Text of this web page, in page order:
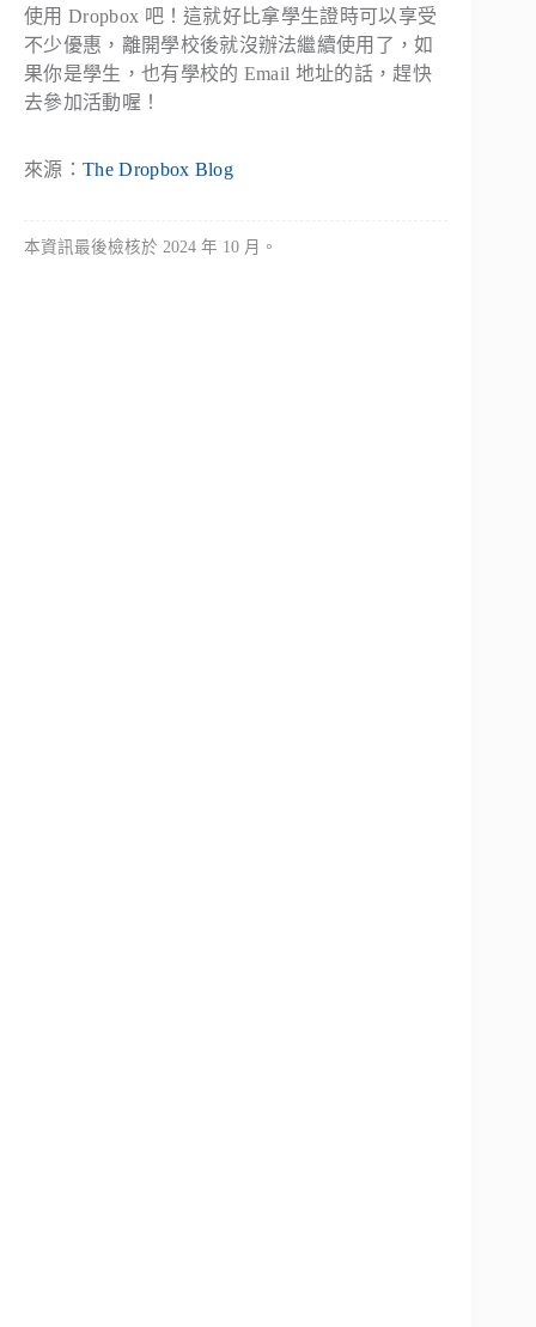
使用 Dropbox 吧！這就好比拿學生證時可以享受
不少優惠，離開學校後就沒辦法繼續使用了，如
果你是學生，也有學校的 Email 地址的話，趕快
去參加活動喔！
來源： The Dropbox Blog
本資訊最後檢核於 2024 年 10 月。